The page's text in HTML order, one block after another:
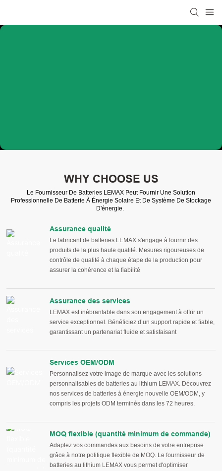
WHY CHOOSE US
Le Fournisseur De Batteries LEMAX Peut Fournir Une Solution
Professionnelle De Batterie À Énergie Solaire Et De Système De Stockage
D'énergie.
Assurance qualité
Le fabricant de batteries LEMAX s'engage à fournir des
produits de la plus haute qualité. Mesures rigoureuses de
contrôle de qualité à chaque étape de la production pour
assurer la cohérence et la fiabilité
Assurance des services
LEMAX est inébranlable dans son engagement à offrir un
service exceptionnel. Bénéficiez d’un support rapide et fiable,
garantissant un partenariat fluide et satisfaisant
Services OEM/ODM
Personnalisez votre image de marque avec les solutions
personnalisables de batteries au lithium LEMAX. Découvrez
nos services de batteries à énergie nouvelle OEM/ODM, y
compris les projets ODM terminés dans les 72 heures.
MOQ flexible (quantité minimum de commande)
Adaptez vos commandes aux besoins de votre entreprise
grâce à notre politique flexible de MOQ. Le fournisseur de
batteries au lithium LEMAX vous permet d'optimiser